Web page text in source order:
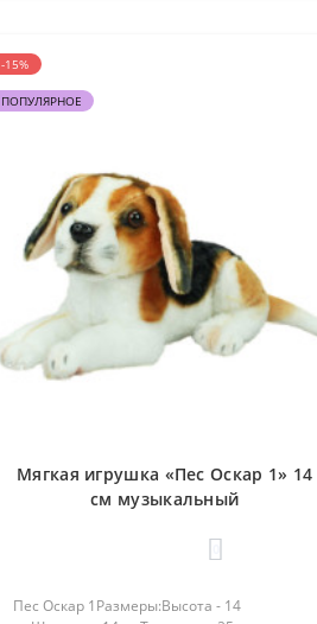
-15%
ПОПУЛЯРНОЕ
Мягкая игрушка «Пес Оскар 1» 14
см музыкальный
Пес Оскар 1Размеры:Высота - 14